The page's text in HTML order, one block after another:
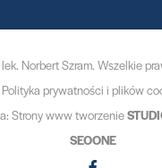
lek. Norbert Szram. Wszelkie
Polityka prywatności i plików
Strony www tworzenie
SEOONE